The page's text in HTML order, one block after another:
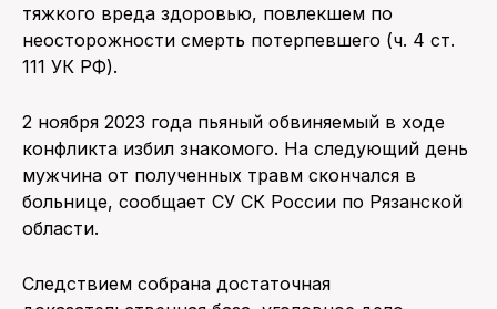
тяжкого вреда здоровью, повлекшем по
неосторожности смерть потерпевшего (ч. 4 ст.
111 УК РФ).
2 ноября 2023 года пьяный обвиняемый в ходе
конфликта избил знакомого. На следующий день
мужчина от полученных травм скончался в
больнице, сообщает СУ СК России по Рязанской
области.
Следствием собрана достаточная